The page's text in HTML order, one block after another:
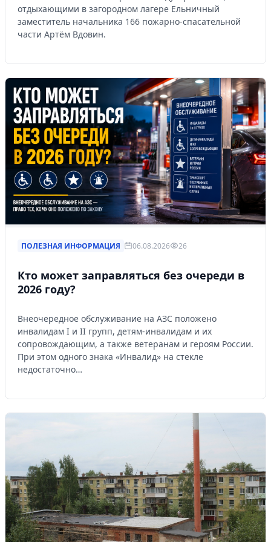
отдыхающими в загородном лагере Ельничный
заместитель начальника 166 пожарно-спасательной
части Артём Вдовин.
ПОЛЕЗНАЯ ИНФОРМАЦИЯ 06.08.2026 26
Кто может заправляться без очереди в
2026 году?
Внеочередное обслуживание на АЗС положено
инвалидам I и II групп, детям-инвалидам и их
сопровождающим, а также ветеранам и героям России.
При этом одного знака «Инвалид» на стекле
недостаточно…